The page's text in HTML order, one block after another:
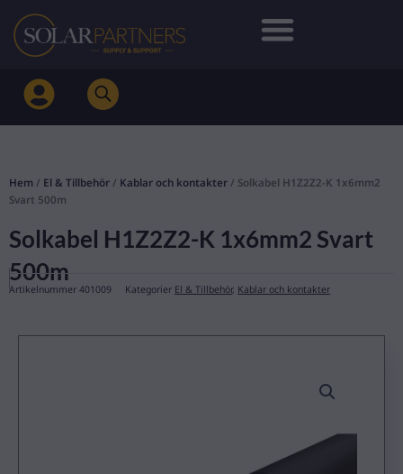
Hoppa
innehåll
Hem / El & Tillbehör / Kablar och kontakter / Solkabel H1Z2Z2-K 1x6mm2
Svart 500m
Solkabel H1Z2Z2-K 1x6mm2 Svart
500m
Artikelnummer 401009 Kategorier El & Tillbehör, Kablar och kontakter